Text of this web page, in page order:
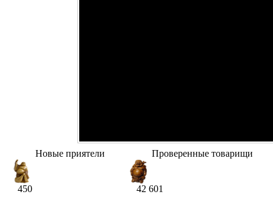
Новые приятели
450
Проверенные товарищи
42 601